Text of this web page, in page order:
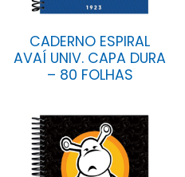
CADERNO ESPIRAL
AVAÍ UNIV. CAPA DURA
– 80 FOLHAS